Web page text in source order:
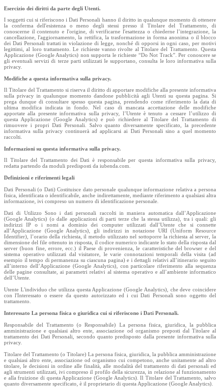
Esercizio dei diritti da parte degli Utenti.
I soggetti cui si riferiscono i Dati Personali hanno il diritto in qualunque momento di ottenere
la conferma dell'esistenza o meno degli stessi presso il Titolare del Trattamento, di
conoscerne il contenuto e l'origine, di verificarne l'esattezza o chiederne l’integrazione, la
cancellazione, l'aggiornamento, la rettifica, la trasformazione in forma anonima o il blocco
dei Dati Personali trattati in violazione di legge, nonché di opporsi in ogni caso, per motivi
legittimi, al loro trattamento. Le richieste vanno rivolte al Titolare del Trattamento. Questa
Applicazione (Google Analytics) non supporta le richieste “Do Not Track”. Per conoscere se
gli eventuali servizi di terze parti utilizzati le supportano, consulta le loro informativa sulla
privacy.
Modifiche a questa informativa sulla privacy.
Il Titolare del Trattamento si riserva il diritto di apportare modifiche alla presente informativa
sulla privacy in qualunque momento dandone pubblicità agli Utenti su questa pagina. Si
prega dunque di consultare spesso questa pagina, prendendo come riferimento la data di
ultima modifica indicata in fondo. Nel caso di mancata accettazione delle modifiche
apportate alla presente informativa sulla privacy, l’Utente è tenuto a cessare l’utilizzo di
questa Applicazione (Google Analytics) e può richiedere al Titolare del Trattamento di
rimuovere i propri Dati Personali. Salvo quanto diversamente specificato, la precedente
informativa sulla privacy continuerà ad applicarsi ai Dati Personali sino a quel momento
raccolti.
Informazioni su questa informativa sulla privacy.
Il Titolare del Trattamento dei Dati è responsabile per questa informativa sulla privacy,
redatta partendo da moduli predisposti da iubenda.com.
Definizioni e riferimenti legali
Dati Personali (o Dati) Costituisce dato personale qualunque informazione relativa a persona
fisica, identificata o identificabile, anche indirettamente, mediante riferimento a qualsiasi altra
informazione, ivi compreso un numero di identificazione personale.
Dati di Utilizzo Sono i dati personali raccolti in maniera automatica dall’Applicazione
(Google Analytics) (o dalle applicazioni di parti terze che la stessa utilizza), tra i quali: gli
indirizzi IP o i nomi a dominio dei computer utilizzati dall’Utente che si connette
all’Applicazione (Google Analytics), gli indirizzi in notazione URI (Uniform Resource
Identifier), l’orario della richiesta, il metodo utilizzato nel sottoporre la richiesta al server, la
dimensione del file ottenuto in risposta, il codice numerico indicante lo stato della risposta dal
server (buon fine, errore, ecc.) il Paese di provenienza, le caratteristiche del browser e del
sistema operativo utilizzati dal visitatore, le varie connotazioni temporali della visita (ad
esempio il tempo di permanenza su ciascuna pagina) e i dettagli relativi all’itinerario seguito
all’interno dell’Applicazione (Google Analytics), con particolare riferimento alla sequenza
delle pagine consultate, ai parametri relativi al sistema operativo e all’ambiente informatico
dell’Utente.
Utente L'individuo che utilizza questa Applicazione (Google Analytics), che deve coincidere
con l'Interessato o essere da questo autorizzato ed i cui Dati Personali sono oggetto del
trattamento.
Interessato La persona fisica o giuridica cui si riferiscono i Dati Personali.
Responsabile del Trattamento (o Responsabile) La persona fisica, giuridica, la pubblica
amministrazione e qualsiasi altro ente, associazione od organismo preposti dal Titolare al
trattamento dei Dati Personali, secondo quanto predisposto dalla presente informativa sulla
privacy.
Titolare del Trattamento (o Titolare) La persona fisica, giuridica, la pubblica amministrazione
e qualsiasi altro ente, associazione od organismo cui competono, anche unitamente ad altro
titolare, le decisioni in ordine alle finalità, alle modalità del trattamento di dati personali ed
agli strumenti utilizzati, ivi compreso il profilo della sicurezza, in relazione al funzionamento
e alla fruizione di questa Applicazione (Google Analytics). Il Titolare del Trattamento, salvo
quanto diversamente specificato, è il proprietario di questa Applicazione (Google Analytics).